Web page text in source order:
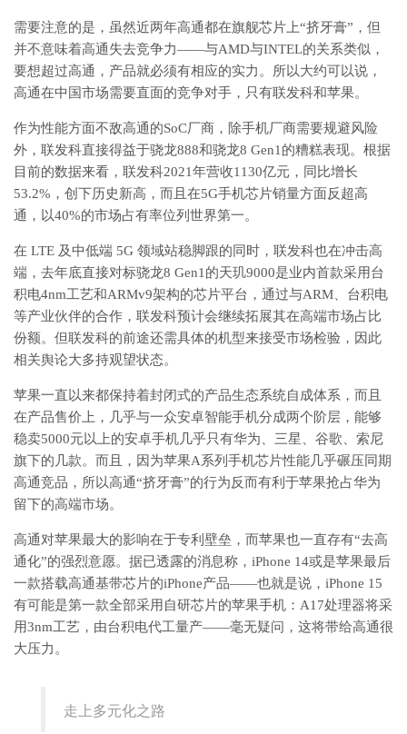
需要注意的是，虽然近两年高通都在旗舰芯片上“挤牙膏”，但
并不意味着高通失去竞争力——与AMD与INTEL的关系类似，
要想超过高通，产品就必须有相应的实力。所以大约可以说，
高通在中国市场需要直面的竞争对手，只有联发科和苹果。
作为性能方面不敌高通的SoC厂商，除手机厂商需要规避风险
外，联发科直接得益于骁龙888和骁龙8 Gen1的糟糕表现。根据
目前的数据来看，联发科2021年营收1130亿元，同比增长
53.2%，创下历史新高，而且在5G手机芯片销量方面反超高
通，以40%的市场占有率位列世界第一。
在 LTE 及中低端 5G 领域站稳脚跟的同时，联发科也在冲击高
端，去年底直接对标骁龙8 Gen1的天玑9000是业内首款采用台
积电4nm工艺和ARMv9架构的芯片平台，通过与ARM、台积电
等产业伙伴的合作，联发科预计会继续拓展其在高端市场占比
份额。但联发科的前途还需具体的机型来接受市场检验，因此
相关舆论大多持观望状态。
苹果一直以来都保持着封闭式的产品生态系统自成体系，而且
在产品售价上，几乎与一众安卓智能手机分成两个阶层，能够
稳卖5000元以上的安卓手机几乎只有华为、三星、谷歌、索尼
旗下的几款。而且，因为苹果A系列手机芯片性能几乎碾压同期
高通竞品，所以高通“挤牙膏”的行为反而有利于苹果抢占华为
留下的高端市场。
高通对苹果最大的影响在于专利壁垒，而苹果也一直存有“去高
通化”的强烈意愿。据已透露的消息称，iPhone 14或是苹果最后
一款搭载高通基带芯片的iPhone产品——也就是说，iPhone 15
有可能是第一款全部采用自研芯片的苹果手机：A17处理器将采
用3nm工艺，由台积电代工量产——毫无疑问，这将带给高通很
大压力。
走上多元化之路